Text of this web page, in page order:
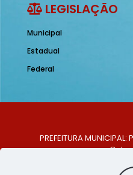
LEGISLAÇÃO
Municipal
Estadual
Federal
PREFEITURA
Centro, São Bento do